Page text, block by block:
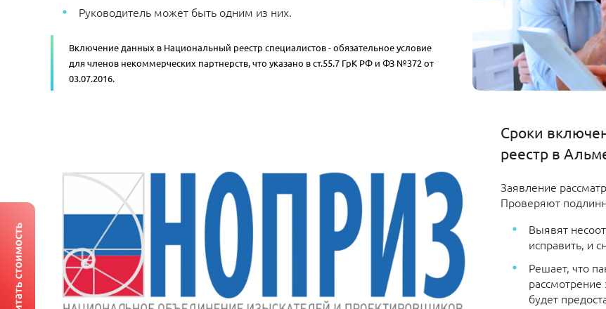
Руководитель может быть одним из них.
Включение данных в Национальный реестр специалистов - обязательное условие
для членов некоммерческих партнерств, что указано в ст.55.7 ГрК РФ и ФЗ №372 от
03.07.2016.
Сроки
реестр в
Заявление
Проверяют
Выявят
исправить, и
Решает, что
будет